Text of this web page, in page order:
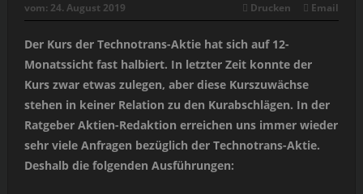
vom: 24. August 2019 Drucken Email
Der Kurs der Technotrans-Aktie hat sich auf 12-
Monatssicht fast halbiert. In letzter Zeit konnte der
Kurs zwar etwas zulegen, aber diese Kurszuwächse
stehen in keiner Relation zu den Kurabschlägen. In der
Ratgeber Aktien-Redaktion erreichen uns immer wieder
sehr viele Anfragen bezüglich der Technotrans-Aktie.
Deshalb die folgenden Ausführungen: